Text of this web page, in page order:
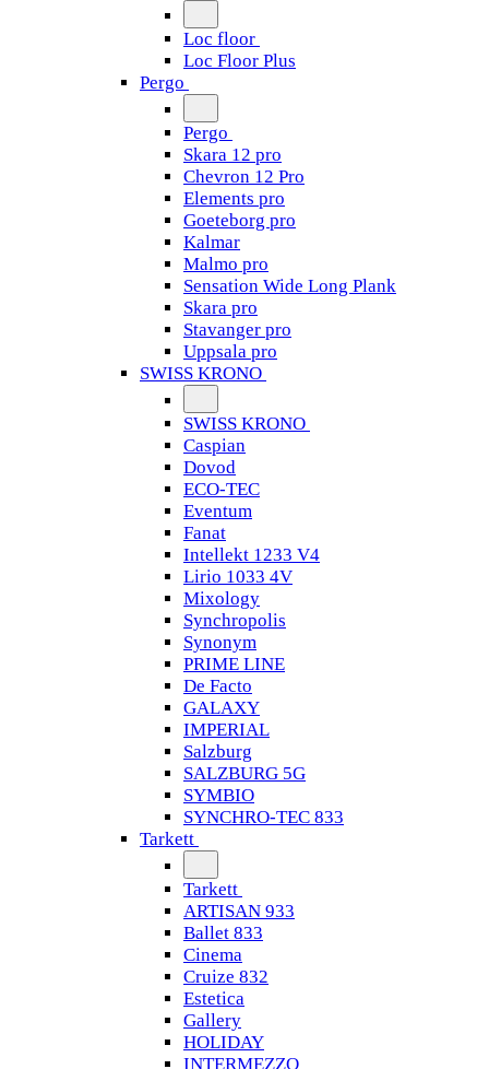
Loc floor
Loc Floor Plus
Pergo
Pergo
Skara 12 pro
Chevron 12 Pro
Elements pro
Goeteborg pro
Kalmar
Malmo pro
Sensation Wide Long Plank
Skara pro
Stavanger pro
Uppsala pro
SWISS KRONO
SWISS KRONO
Caspian
Dovod
ECO-TEC
Eventum
Fanat
Intellekt 1233 V4
Lirio 1033 4V
Mixology
Synchropolis
Synonym
PRIME LINE
De Facto
GALAXY
IMPERIAL
Salzburg
SALZBURG 5G
SYMBIO
SYNCHRO-TEC 833
Tarkett
Tarkett
ARTISAN 933
Ballet 833
Cinema
Cruize 832
Estetica
Gallery
HOLIDAY
INTERMEZZO